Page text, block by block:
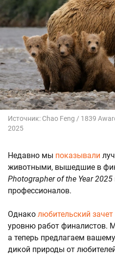
Источник: Chao Feng / 1839
2025
Недавно мы показывали
животными, вышедшие в
Photographer of the Year 2025
профессионалов.
Однако любительский зачет
уровню работ финалистов.
а теперь предлагаем
дикой природы от